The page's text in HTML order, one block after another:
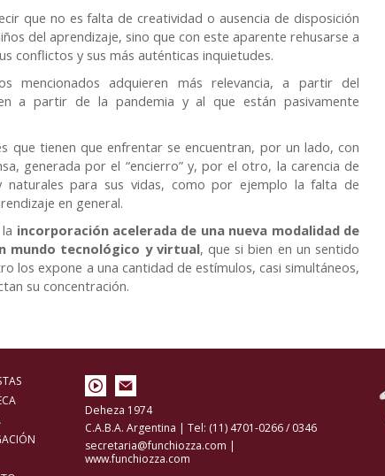
que no es falta de creatividad o ausencia de disposición
del aprendizaje, sino que con este aparente rehusarse a
conflictos y sus más auténticas inquietudes.
mencionados adquieren más relevancia, a partir del
a partir de la pandemia y al que están pasivamente
que tienen que enfrentar se encuentran, por un lado, con
generada por el “encierro” y, por el otro, la carencia de
naturales para sus vidas, como por ejemplo la falta de
en general.
incorporación acelerada de una nueva modalidad de
mundo tecnológico y virtual, que si bien en un sentido
los expone a una cantidad de estímulos, casi simultáneos,
su concentración.
Deheza 1974
C.A.B.A. Argentina | Tel: (11) 4701-0266 / 0346
secretaria@funchiozza.com |
www.funchiozza.com